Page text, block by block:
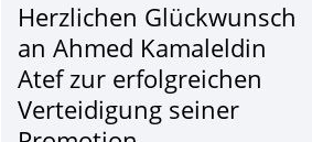
Herzlichen Glückwunsch
an Ahmed Kamaleldin
Atef zur erfolgreichen
Verteidigung seiner